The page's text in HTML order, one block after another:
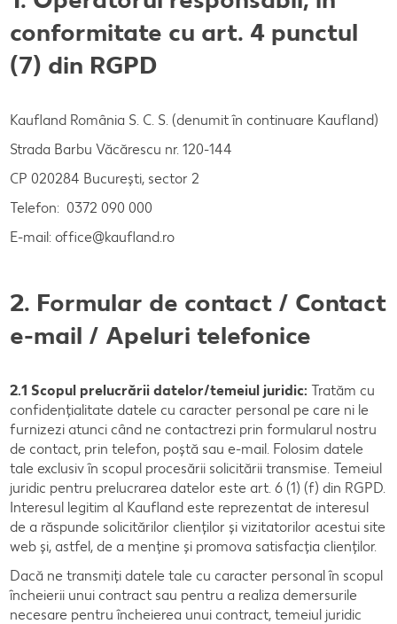
conformitate cu art. 4 punctul
(7) din RGPD
Kaufland România S. C. S. (denumit în continuare Kaufland)
Strada Barbu Văcărescu nr. 120-144
CP 020284 Bucureşti, sector 2
Telefon: 0372 090 000
E-mail: office@kaufland.ro
2. Formular de contact / Contact
e-mail / Apeluri telefonice
2.1 Scopul prelucrării datelor/temeiul juridic: Tratăm cu
confidențialitate datele cu caracter personal pe care ni le
furnizezi atunci când ne contactrezi prin formularul nostru
de contact, prin telefon, poștă sau e-mail. Folosim datele
tale exclusiv în scopul procesării solicitării transmise. Temeiul
juridic pentru prelucrarea datelor este art. 6 (1) (f) din RGPD.
Interesul legitim al Kaufland este reprezentat de interesul
de a răspunde solicitărilor clienților și vizitatorilor acestui site
web și, astfel, de a menține și promova satisfacția clienților.
Dacă ne transmiți datele tale cu caracter personal în scopul
încheierii unui contract sau pentru a realiza demersurile
necesare pentru încheierea unui contract, temeiul juridic